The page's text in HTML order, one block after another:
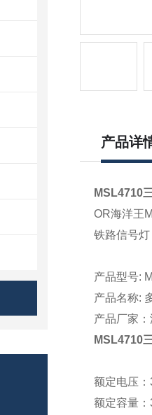
产品详
MSL4710
OR海洋王
铁路信号
产品型号:
产品名称:
产品厂家
MSL4710
额定电压：
额定容量